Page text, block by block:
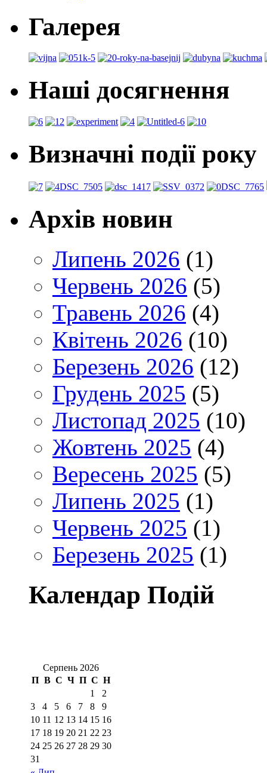
Галерея
Наші досягнення
Визначні події року
Архів новин
Липень 2026 (1)
Червень 2026 (5)
Травень 2026 (4)
Квітень 2026 (10)
Березень 2026 (12)
Грудень 2025 (5)
Листопад 2025 (10)
Жовтень 2025 (4)
Вересень 2025 (5)
Липень 2025 (1)
Червень 2025 (1)
Березень 2025 (1)
Календар Подій
Серпень 2026
П В С Ч П С Н
1
2
3
4 5 6 7 8
9
10 11 12 13 14 15 16
17 18 19 20 21 22 23
24 25 26 27 28 29 30
31